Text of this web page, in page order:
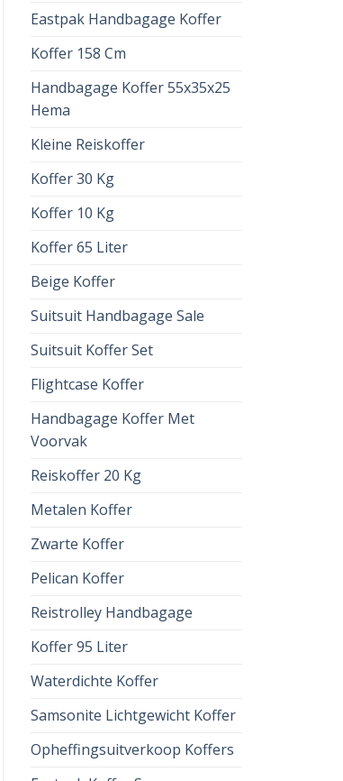
Eastpak Handbagage Koffer
Koffer 158 Cm
Handbagage Koffer 55x35x25
Hema
Kleine Reiskoffer
Koffer 30 Kg
Koffer 10 Kg
Koffer 65 Liter
Beige Koffer
Suitsuit Handbagage Sale
Suitsuit Koffer Set
Flightcase Koffer
Handbagage Koffer Met
Voorvak
Reiskoffer 20 Kg
Metalen Koffer
Zwarte Koffer
Pelican Koffer
Reistrolley Handbagage
Koffer 95 Liter
Waterdichte Koffer
Samsonite Lichtgewicht Koffer
Opheffingsuitverkoop Koffers